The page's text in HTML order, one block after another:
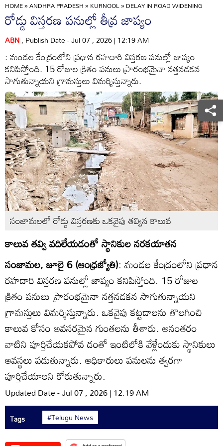
HOME»ANDHRA PRADESH»KURNOOL»DELAY IN ROAD WIDENING
రోడ్డు విస్తరణ పనుల్లో తీవ్ర జాప్యం
ABN, Publish Date - Jul 07 , 2026 | 12:19 AM
: మండల కేంద్రంలోని ప్రధాన రహదారి విస్తరణ పనుల్లో జాప్యం
కనిపిస్తోంది. 15 రోజుల క్రితం పనులు ప్రారంభమైనా నత్తనడకన
సాగుతున్నాయని గ్రామస్తులు విమర్శిస్తున్నారు.
సంజామలలో రోడ్డు విస్తరణకు ఒకవైపు తవ్విన కాలువ
కాలువ తవ్వి వదిలేయడంతో స్థానికుల నరకయాతన
సంజామల, జూలై 6 (ఆంధ్రజ్యోతి): మండల కేంద్రంలోని ప్రధాన
రహదారి విస్తరణ పనుల్లో జాప్యం కనిపిస్తోంది. 15 రోజుల
క్రితం పనులు ప్రారంభమైనా నత్తనడకన సాగుతున్నాయని
గ్రామస్తులు విమర్శిస్తున్నారు. ఒకవైపు కట్టడాలను తొలగించి
కాలువ కోసం అవసరమైన గుంతలను తీశారు. అనంతరం
వాటిని పూర్తిచేయకపోవ డంతో ఇంటిలోకి వేళ్లేందుకు స్థానికులు
అవస్థలు పడుతున్నారు. అధికారులు పనులను త్వరగా
పూర్తిచేయాలని కోరుతున్నారు.
Updated Date - Jul 07 , 2026 | 12:19 AM
Tags #Telugu News